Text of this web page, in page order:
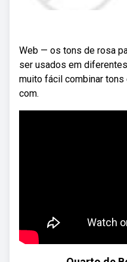
Web — os tons de rosa
ser usados em
muito fácil combinar
com.